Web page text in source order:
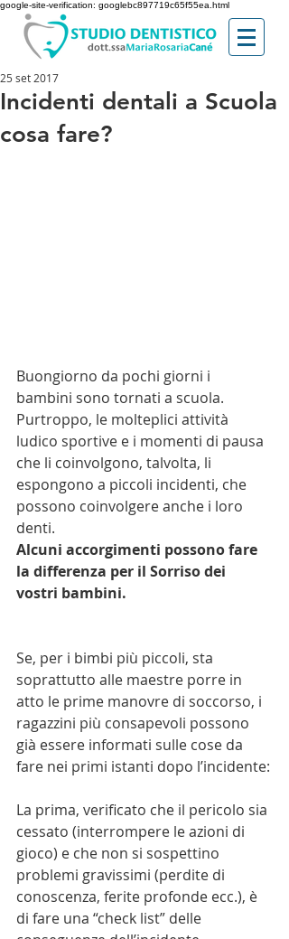
google-site-verification: googlebc897719c65f55ea.html
Incidenti dentali a Scuola
cosa fare?
25 set 2017
Buongiorno da pochi giorni i
bambini sono tornati a scuola.
Purtroppo, le molteplici attività
ludico sportive e i momenti di pausa
che li coinvolgono, talvolta, li
espongono a piccoli incidenti, che
possono coinvolgere anche i loro
denti.
Alcuni accorgimenti possono fare
la differenza per il Sorriso dei
vostri bambini.
Se, per i bimbi più piccoli, sta
soprattutto alle maestre porre in
atto le prime manovre di soccorso, i
ragazzini più consapevoli possono
già essere informati sulle cose da
fare nei primi istanti dopo l’incidente:
La prima, verificato che il pericolo sia
cessato (interrompere le azioni di
gioco) e che non si sospettino
problemi gravissimi (perdite di
conoscenza, ferite profonde ecc.), è
di fare una “check list” delle